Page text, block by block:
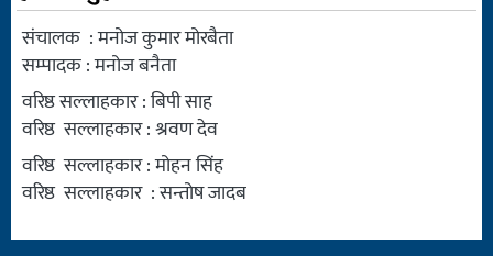
संचालक : मनोज कुमार मोरबैता
सम्पादक : मनोज बनैता
वरिष्ठ सल्लाहकार : बिपी साह
वरिष्ठ सल्लाहकार : श्रवण देव
वरिष्ठ सल्लाहकार : मोहन सिंह
वरिष्ठ सल्लाहकार : सन्तोष जादब